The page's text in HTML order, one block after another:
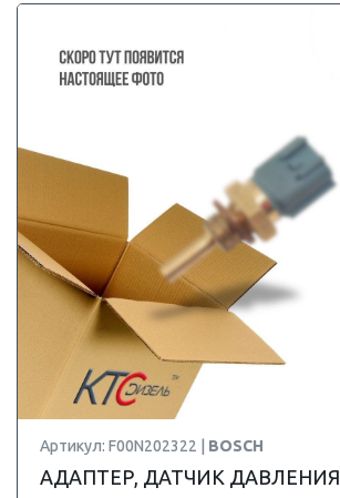
Артикул: F00N202322 | BOSCH
АДАПТЕР, ДАТЧИК ДАВЛЕНИЯ